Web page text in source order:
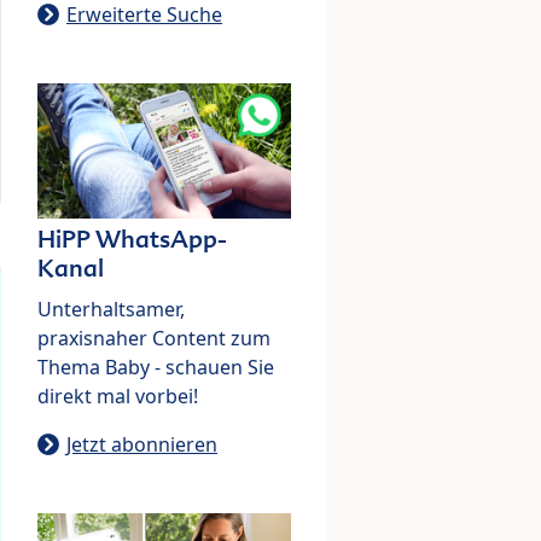
Erweiterte Suche
HiPP WhatsApp-
Kanal
Unterhaltsamer,
praxisnaher Content zum
Thema Baby - schauen Sie
direkt mal vorbei!
Jetzt abonnieren